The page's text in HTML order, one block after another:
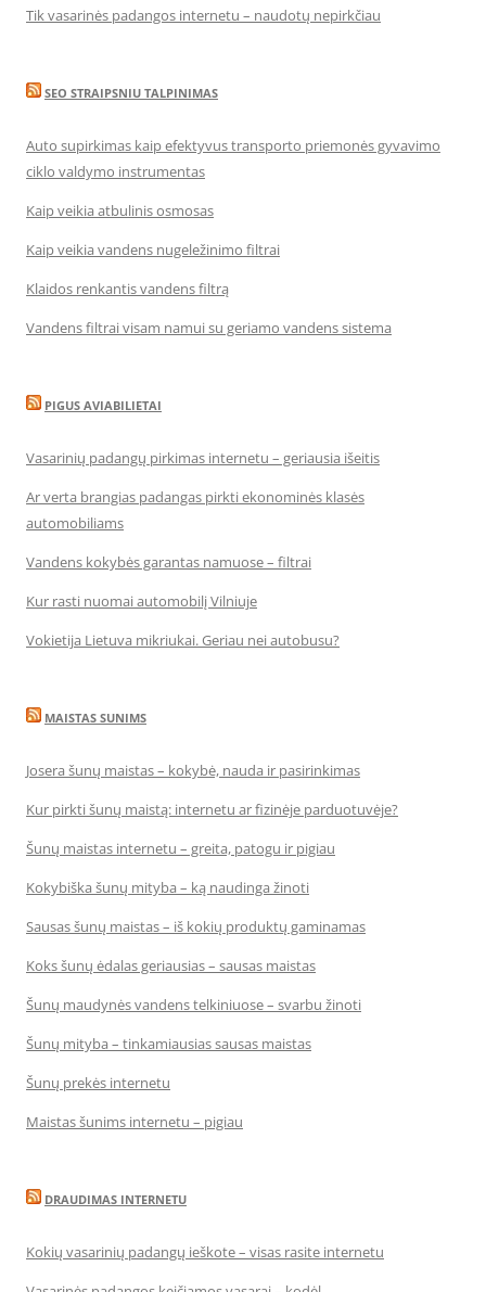
Tik vasarinės padangos internetu – naudotų nepirkčiau
SEO STRAIPSNIU TALPINIMAS
Auto supirkimas kaip efektyvus transporto priemonės gyvavimo
ciklo valdymo instrumentas
Kaip veikia atbulinis osmosas
Kaip veikia vandens nugeležinimo filtrai
Klaidos renkantis vandens filtrą
Vandens filtrai visam namui su geriamo vandens sistema
PIGUS AVIABILIETAI
Vasarinių padangų pirkimas internetu – geriausia išeitis
Ar verta brangias padangas pirkti ekonominės klasės
automobiliams
Vandens kokybės garantas namuose – filtrai
Kur rasti nuomai automobilį Vilniuje
Vokietija Lietuva mikriukai. Geriau nei autobusu?
MAISTAS SUNIMS
Josera šunų maistas – kokybė, nauda ir pasirinkimas
Kur pirkti šunų maistą: internetu ar fizinėje parduotuvėje?
Šunų maistas internetu – greita, patogu ir pigiau
Kokybiška šunų mityba – ką naudinga žinoti
Sausas šunų maistas – iš kokių produktų gaminamas
Koks šunų ėdalas geriausias – sausas maistas
Šunų maudynės vandens telkiniuose – svarbu žinoti
Šunų mityba – tinkamiausias sausas maistas
Šunų prekės internetu
Maistas šunims internetu – pigiau
DRAUDIMAS INTERNETU
Kokių vasarinių padangų ieškote – visas rasite internetu